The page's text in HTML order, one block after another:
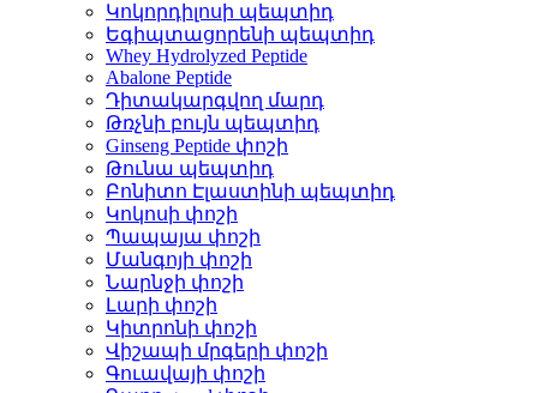
Կոկորդիլոսի պեպտիդ
Եգիպտացորենի պեպտիդ
Whey Hydrolyzed Peptide
Abalone Peptide
Դիտակարգվող մարդ
Թռչնի բույն պեպտիդ
Ginseng Peptide փոշի
Թունա պեպտիդ
Բոնիտո Էլաստինի պեպտիդ
Կոկոսի փոշի
Պապայա փոշի
Մանգոյի փոշի
Նարնջի փոշի
Լարի փոշի
Կիտրոնի փոշի
Վիշապի մրգերի փոշի
Գուավայի փոշի